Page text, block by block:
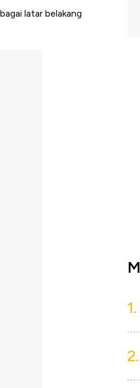
latar belakang
1.
2.